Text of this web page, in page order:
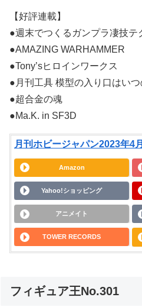
【好評連載】
●週末でつくるガンプラ凄技テ
●AMAZING WARHAMMER
●Tony’sヒロインワークス
●月刊工具 模型の入り口はいつ
●超合金の魂
●Ma.K. in SF3D
月刊ホビージャパン2023年4
Amazon
Yahoo!ショッピング
アニメイト
TOWER RECORDS
フィギュア王No.301